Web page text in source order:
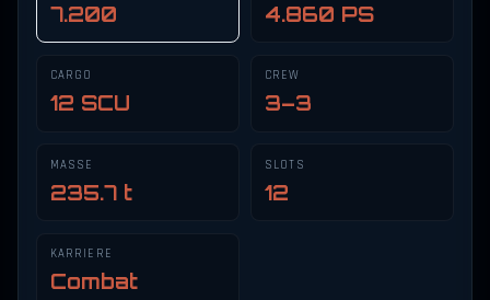
7.200 4.860 PS
CARGO
12 SCU
CREW
3–3
MASSE
235.7 t
SLOTS
12
KARRIERE
Combat